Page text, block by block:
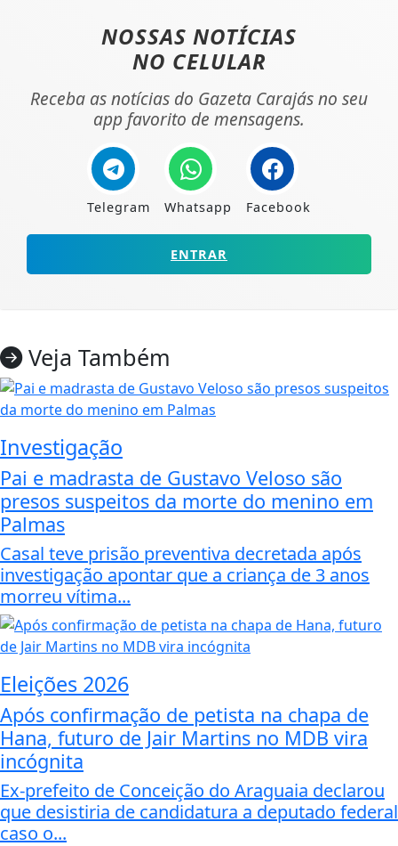
NOSSAS NOTÍCIAS
NO CELULAR
Receba as notícias do Gazeta Carajás no seu
app favorito de mensagens.
Telegram Whatsapp Facebook
ENTRAR
Veja Também
Investigação
Pai e madrasta de Gustavo Veloso são
presos suspeitos da morte do menino em
Palmas
Casal teve prisão preventiva decretada após
investigação apontar que a criança de 3 anos
morreu vítima...
Eleições 2026
Após confirmação de petista na chapa de
Hana, futuro de Jair Martins no MDB vira
incógnita
Ex-prefeito de Conceição do Araguaia declarou
que desistiria de candidatura a deputado federal
caso o...